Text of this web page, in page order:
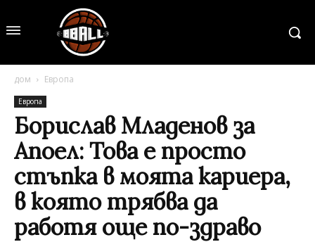
дом Европа
Европа
Борислав Младенов за
Апоел: Това е просто
стъпка в моята кариера,
в която трябва да
работя още по-здраво